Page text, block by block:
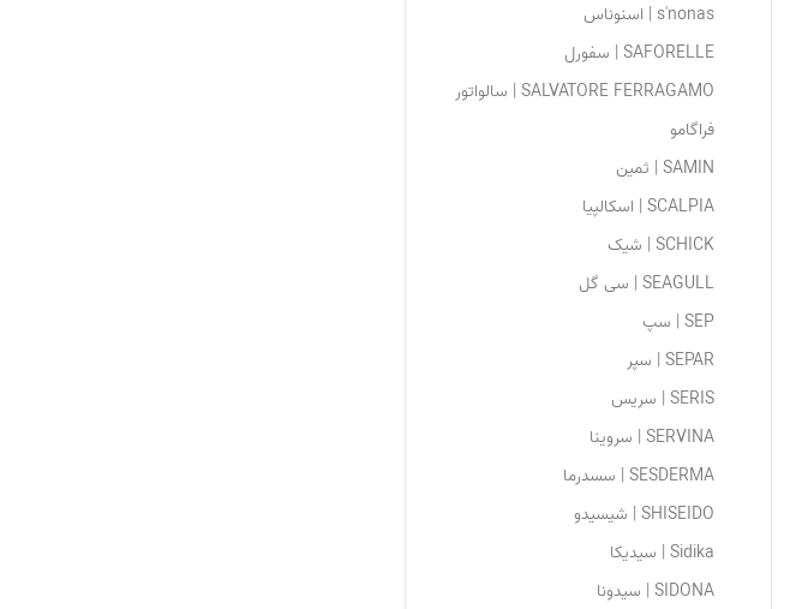
s'nonas | اسنوناس
SAFORELLE | سفورل
SALVATORE FERRAGAMO | سالواتور
فراگامو
SAMIN | ثمین
SCALPIA | اسکالپیا
SCHICK | شیک
SEAGULL | سی گل
SEP | سپ
SEPAR | سپر
SERIS | سریس
SERVINA | سروینا
SESDERMA | سسدرما
SHISEIDO | شیسیدو
Sidika | سیدیکا
SIDONA | سیدونا